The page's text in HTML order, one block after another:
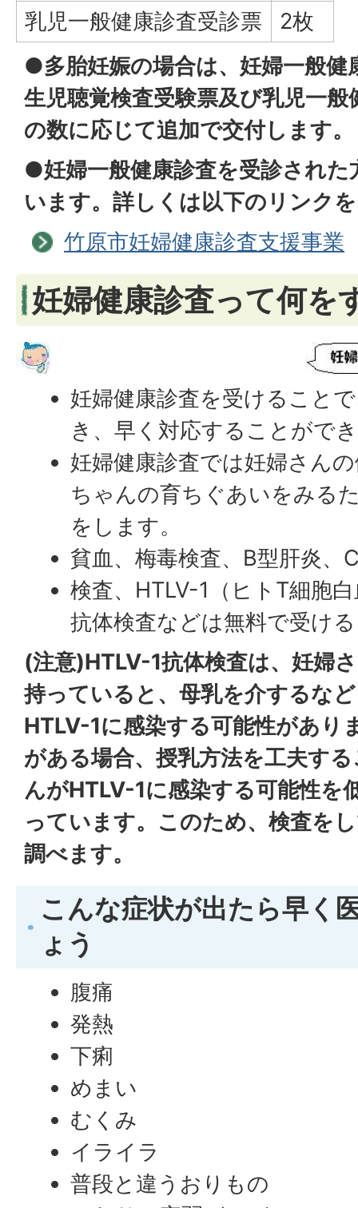
乳児一般健康診査受診票
2枚
●多胎妊娠の場合は、妊婦一般健
生児聴覚検査受験票及び乳児一
の数に応じて追加で交付します。
●妊婦一般健康診査を受診された
います。詳しくは以下のリンク
竹原市妊婦健康診査支援事業
妊婦健康診査って何を
妊婦健康診査を受けること
き、早く対応することがで
妊婦健康診査では妊婦さん
ちゃんの育ちぐあいをみる
をします。
貧血、梅毒検査、B型肝炎、
検査、HTLV-1（ヒトT細胞
抗体検査などは無料で受け
(注意)HTLV-1抗体検査は、妊婦
持っていると、母乳を介するな
HTLV-1に感染する可能性があり
がある場合、授乳方法を工夫す
んがHTLV-1に感染する可能性を
っています。このため、検査を
調べます。
こんな症状が出たら早く
ょう
腹痛
発熱
下痢
めまい
むくみ
イライラ
普段と違うおりもの